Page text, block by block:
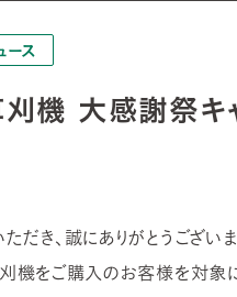
ース
刈機 大感謝祭キ
だき、誠にありがとうございま
機をご購入のお客様を対象に